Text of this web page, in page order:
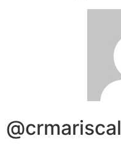
@crmariscal